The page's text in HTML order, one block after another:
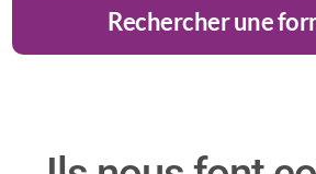
Rechercher une